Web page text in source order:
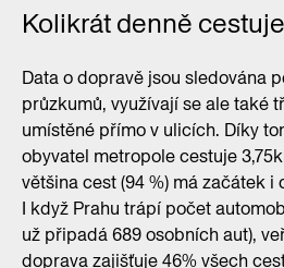
Kolikrát denně
Data o dopravě jsou sledována
průzkumů, využívají se ale také
umístěné přímo v ulicích. Díky
obyvatel metropole cestuje
většina cest (94 %) má začátek
I když Prahu trápí počet
už připadá 689 osobních aut),
doprava zajišťuje 46% všech